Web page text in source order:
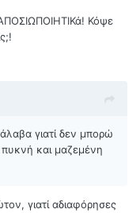
Κόψε
γιατί δεν μπορώ
και μαζεμένη
γιατί αδιαφόρησες